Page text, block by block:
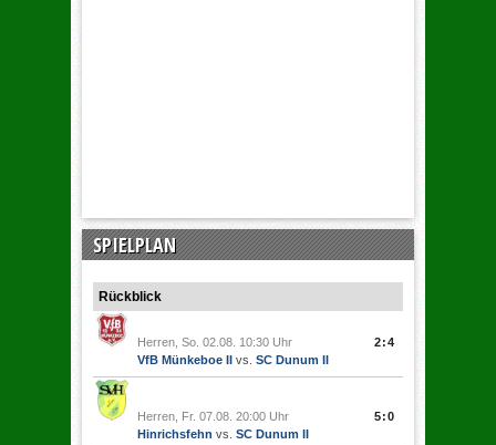
SPIELPLAN
Rückblick
Herren, So. 02.08. 10:30 Uhr
VfB Münkeboe II vs. SC Dunum II
2:4
Herren, Fr. 07.08. 20:00 Uhr
Hinrichsfehn vs. SC Dunum II
5:0